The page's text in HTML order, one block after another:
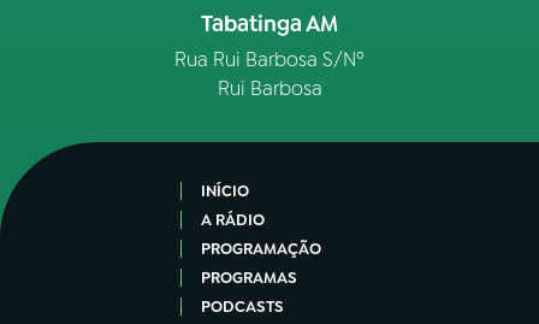
Tabatinga AM
Rua Rui Barbosa S/Nº
Rui Barbosa
INÍCIO
A RÁDIO
PROGRAMAÇÃO
PROGRAMAS
PODCASTS